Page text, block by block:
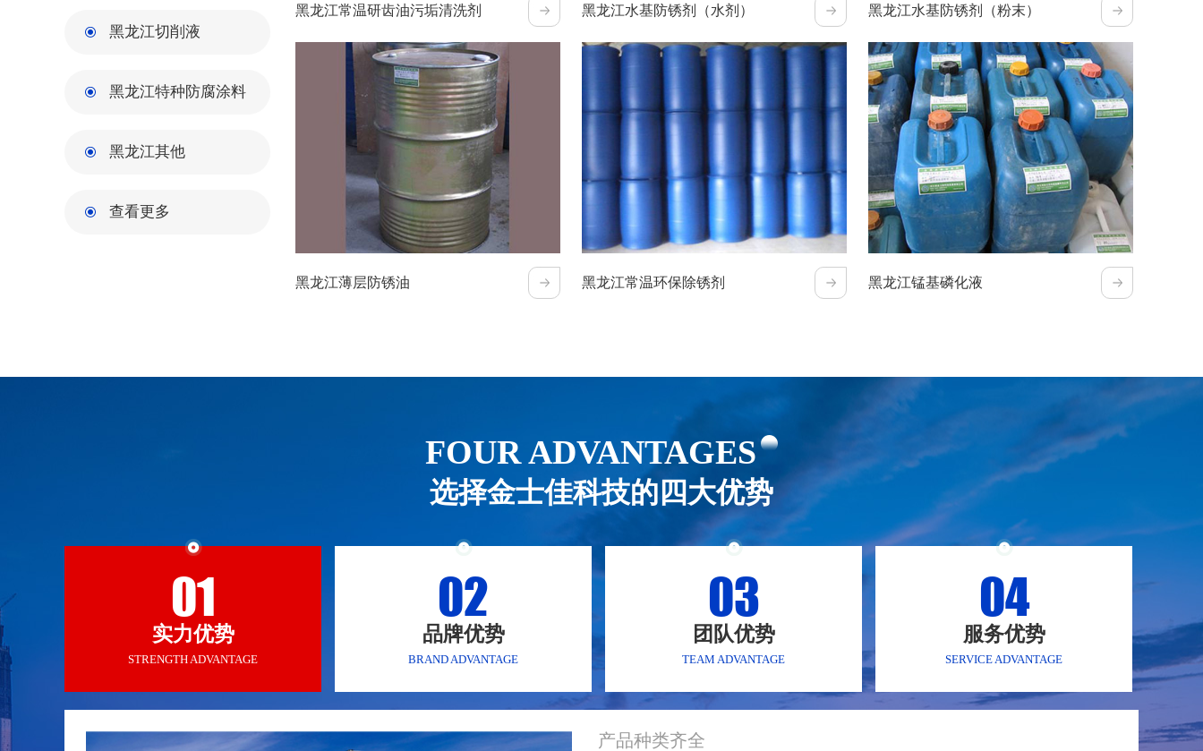
黑龙江切削液
黑龙江特种防腐涂料
黑龙江其他
查看更多
黑龙江常温研齿油污垢清洗剂 黑龙江水基防锈剂（水剂） 黑龙江水基防锈剂（粉末）
黑龙江薄层防锈油 黑龙江常温环保除锈剂 黑龙江锰基磷化液
FOUR ADVANTAGES
选择金士佳科技的四大优势
01
实力优势
STRENGTH ADVANTAGE
02
品牌优势
BRAND ADVANTAGE
03
团队优势
TEAM ADVANTAGE
04
服务优势
SERVICE ADVANTAGE
产品种类齐全